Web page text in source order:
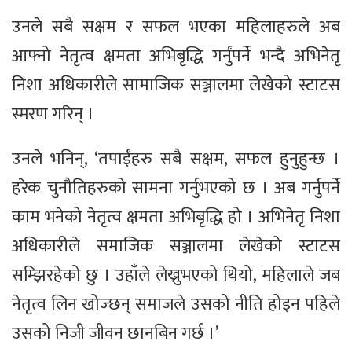
उनले सबै सक्षम र सफल भएका महिलाहरुले अब
आफ्नो नेतृत्व क्षमता अभिबृद्धि गर्नुंपर्ने भन्दै अभिनेतृ
निशा अधिकारीले सामाजिक सञ्जालमा लेखेको स्टाटस
स्मरण गरिन् ।
उनले भनिन्, ‘तपाईंहरु सबै सक्षम, सफल हुनुहुन्छ ।
हरेक चुनौतिहरुको सामना गर्नुभएको छ । अब गर्नुपर्ने
काम भनेको नेतृत्व क्षमता अभिबृद्धि हो । अभिनेतृ निशा
अधिकारीले समाजिक सञ्जालमा लेखेको स्टाटस
सम्झिरहेको छु । उहाँले लेख्नुभएको थियो, महिलाले जब
नेतृत्व लिन खोज्छन् समाजले उसको नीति होइन पहिले
उसको निजी जीवन छानबिन गर्छ ।’